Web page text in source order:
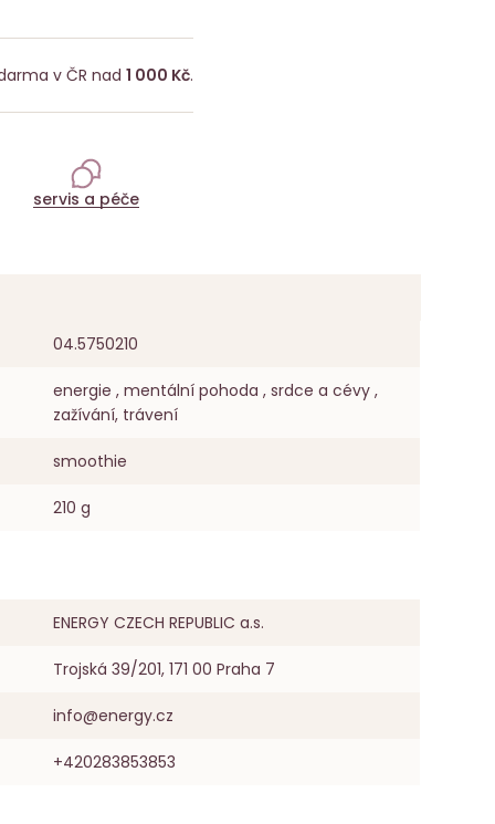
v ČR nad 1 000 Kč.
servis a péče
04.5750210
energie , mentální pohoda , srdce a cévy ,
zažívání, trávení
smoothie
210 g
ENERGY CZECH REPUBLIC a.s.
Trojská 39/201, 171 00 Praha 7
info@energy.cz
+420283853853